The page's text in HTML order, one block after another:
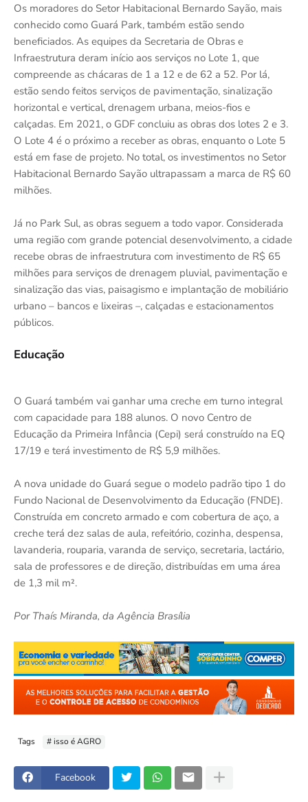
Os moradores do Setor Habitacional Bernardo Sayão, mais
conhecido como Guará Park, também estão sendo
beneficiados. As equipes da Secretaria de Obras e
Infraestrutura deram início aos serviços no Lote 1, que
compreende as chácaras de 1 a 12 e de 62 a 52. Por lá,
estão sendo feitos serviços de pavimentação, sinalização
horizontal e vertical, drenagem urbana, meios-fios e
calçadas. Em 2021, o GDF concluiu as obras dos lotes 2 e 3.
O Lote 4 é o próximo a receber as obras, enquanto o Lote 5
está em fase de projeto. No total, os investimentos no Setor
Habitacional Bernardo Sayão ultrapassam a marca de R$ 60
milhões.
Já no Park Sul, as obras seguem a todo vapor. Considerada
uma região com grande potencial desenvolvimento, a cidade
recebe obras de infraestrutura com investimento de R$ 65
milhões para serviços de drenagem pluvial, pavimentação e
sinalização das vias, paisagismo e implantação de mobiliário
urbano – bancos e lixeiras –, calçadas e estacionamentos
públicos.
Educação
O Guará também vai ganhar uma creche em turno integral
com capacidade para 188 alunos. O novo Centro de
Educação da Primeira Infância (Cepi) será construído na EQ
17/19 e terá investimento de R$ 5,9 milhões.
A nova unidade do Guará segue o modelo padrão tipo 1 do
Fundo Nacional de Desenvolvimento da Educação (FNDE).
Construída em concreto armado e com cobertura de aço, a
creche terá dez salas de aula, refeitório, cozinha, despensa,
lavanderia, rouparia, varanda de serviço, secretaria, lactário,
sala de professores e de direção, distribuídas em uma área
de 1,3 mil m².
Por Thaís Miranda, da Agência Brasília
Tags # isso é AGRO
Facebook